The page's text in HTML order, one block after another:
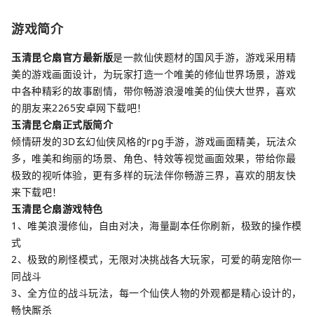
游戏简介
玉清昆仑扇官方最新版是一款仙侠题材的国风手游，游戏采用精
美的游戏画面设计，为玩家打造一个唯美的修仙世界场景，游戏
中各种精彩的故事剧情，带你畅游浪漫唯美的仙侠大世界，喜欢
的朋友来2265安卓网下载吧！
玉清昆仑扇正式版简介
倾情研发的3D玄幻仙侠风格的rpg手游，游戏画面精美，玩法众
多，唯美和绚丽的场景、角色、特效等视觉画面效果，带给你最
极致的视听体验，更有多样的玩法伴你畅游三界，喜欢的朋友快
来下载吧！
玉清昆仑扇游戏特色
1、唯美浪漫修仙，自由对决，海量副本任你刷新，极致的操作模
式
2、极致的刷怪模式，无限对决挑战各大玩家，可爱的萌宠陪你一
同战斗
3、全方位的战斗玩法，每一个仙侠人物的外观都是精心设计的，
畅快厮杀